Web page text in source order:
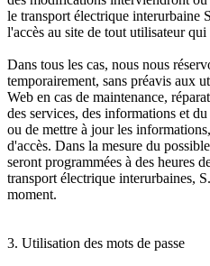
le transport électrique
l'accès au site de tout utilisateur
Dans tous les cas, nous nous
temporairement, sans préavis aux
Web en cas de maintenance,
des services, des informations et
ou de mettre à jour les
d'accès. Dans la mesure du
seront programmées à des heures
transport électrique interurbaines,
moment.
3. Utilisation des mots de passe